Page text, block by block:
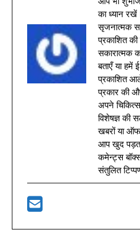
का ध्यान
सृजनात्मक
प्रकाशित
सकारात्मक
बताएँ या
प्रकाशित
प्रकार की
अपने
विशेषज्ञ की
खबरों या
आप खुद
कमेन्ट्स
संतुलित